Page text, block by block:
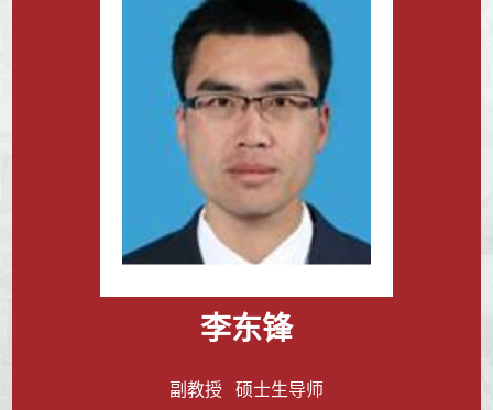
李东锋
副教授 硕士生导师